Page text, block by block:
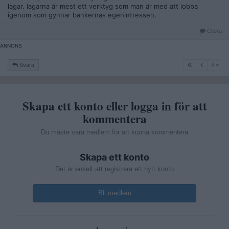
lagar. lagarna är mest ett verktyg som man är med att lobba
igenom som gynnar bankernas egenintressen.
Citera
Svara 4
Skapa ett konto eller logga in för att
kommentera
Du måste vara medlem för att kunna kommentera
Skapa ett konto
Det är enkelt att registrera ett nytt konto
Bli medlem